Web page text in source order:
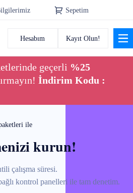
Sepetim
Hesabım Kayıt Olun!
geçerli %25
İndirim Kodu :
ile
kurun!
çalışma süresi.
kontrol panelleri ile tam denetim.